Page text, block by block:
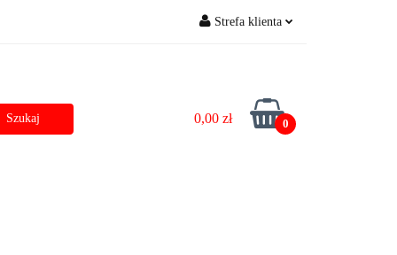
Strefa klienta
Zarejestruj się
Dodaj zgłoszenie do zamówienia
0,00 zł 0